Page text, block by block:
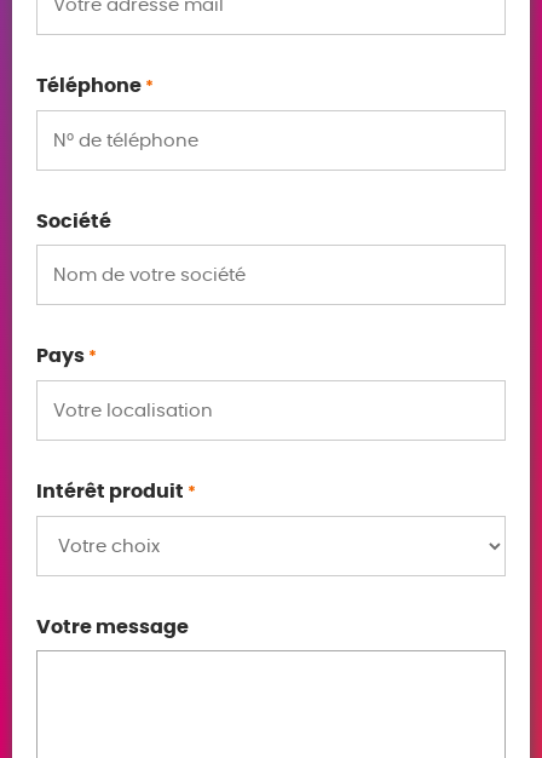
Téléphone *
Société
Pays *
Intérêt produit *
Votre message